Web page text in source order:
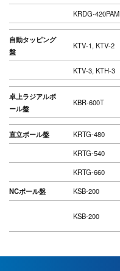
KRDG-420PAM
自動タッピング
盤
KTV-1, KTV-2
KTV-3, KTH-3
卓上ラジアルボ
ール盤
KBR-600T
直立ボール盤 KRTG-480
KRTG-540
KRTG-660
NCボール盤
KSB-200
KSB-200